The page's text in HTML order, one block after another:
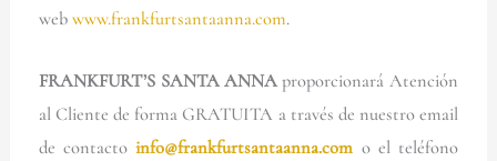
webwww.frankfurtsantaanna.com.
FRANKFURT’S SANTA ANNAproporcionará Atención
al Cliente de forma GRATUITA a través de nuestro email
de contactoinfo@frankfurtsantaanna.com o el teléfono